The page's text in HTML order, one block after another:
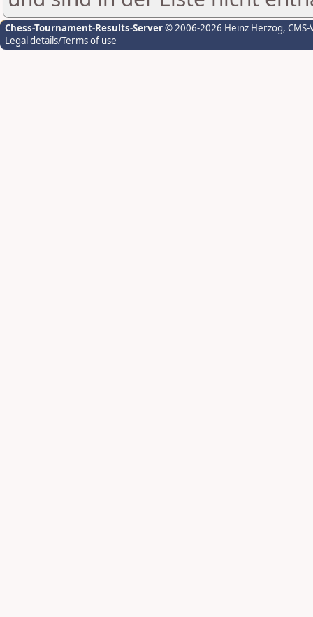
Chess-Tournament-Results-Server© 2006-2026 Heinz Herzog,
Legal details/Terms of use